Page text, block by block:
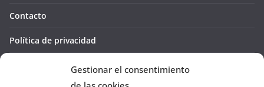
Gestionar el consentimiento
Contacto
Política de privacidad
Política de cookies (UE)